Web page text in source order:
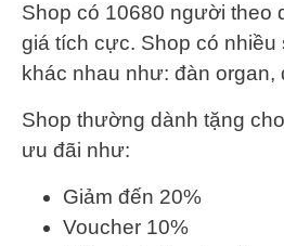
Shop có 10680 người theo
giá tích cực. Shop có nhiều
khác nhau như: đàn
Shop thường dành tặng
ưu đãi như:
Giảm đến 20%
Voucher 10%